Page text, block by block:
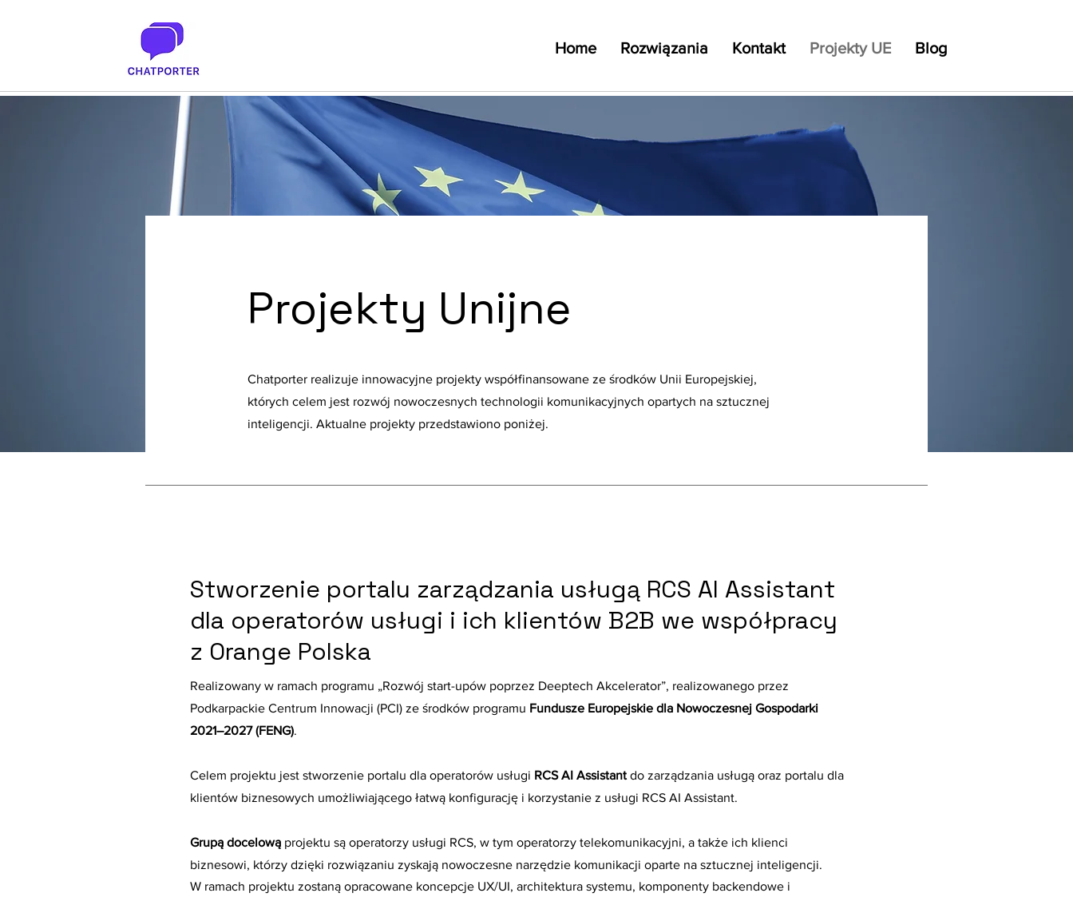
Home Rozwiązania Kontakt Projekty UE Blog
Projekty Unijne
Chatporter realizuje innowacyjne projekty współfinansowane ze środków Unii Europejskiej,
których celem jest rozwój nowoczesnych technologii komunikacyjnych opartych na sztucznej
inteligencji. Aktualne projekty przedstawiono poniżej.
Stworzenie portalu zarządzania usługą RCS AI Assistant
dla operatorów usługi i ich klientów B2B we współpracy
z Orange Polska
Realizowany w ramach programu „Rozwój start-upów poprzez Deeptech Akcelerator”, realizowanego przez
Podkarpackie Centrum Innowacji (PCI) ze środków programu Fundusze Europejskie dla Nowoczesnej Gospodarki
2021–2027 (FENG).
Celem projektu jest stworzenie portalu dla operatorów usługi RCS AI Assistant do zarządzania usługą oraz portalu dla
klientów biznesowych umożliwiającego łatwą konfigurację i korzystanie z usługi RCS AI Assistant.
Grupą docelową projektu są operatorzy usługi RCS, w tym operatorzy telekomunikacyjni, a także ich klienci
biznesowi, którzy dzięki rozwiązaniu zyskają nowoczesne narzędzie komunikacji oparte na sztucznej inteligencji.
W ramach projektu zostaną opracowane koncepcje UX/UI, architektura systemu, komponenty backendowe i